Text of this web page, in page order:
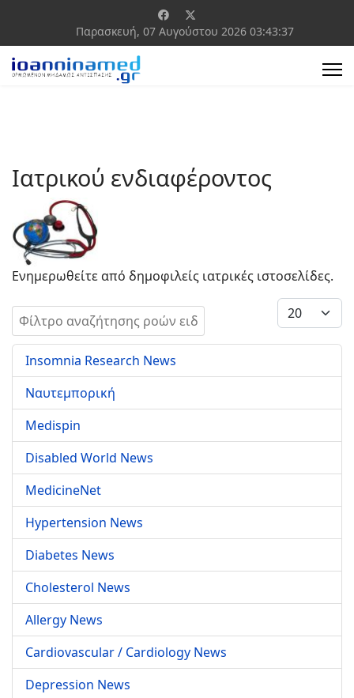
Παρασκευή, 07 Αυγούστου 2026 03:43:37
Ιατρικού ενδιαφέροντος
Ενημερωθείτε από δημοφιλείς ιατρικές ιστοσελίδες.
Πεδίο Φίλτρου
Εμφάνιση #
Insomnia Research News
Ναυτεμπορική
Medispin
Disabled World News
MedicineNet
Hypertension News
Diabetes News
Cholesterol News
Allergy News
Cardiovascular / Cardiology News
Depression News